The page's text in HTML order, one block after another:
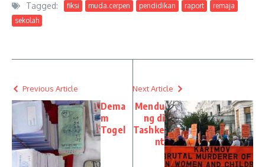
Tagged: fiksi muda.cerpen pendidikan raport
remaja
sekolah
Previous Article
Dema
m
Togel
Next Article
Mendu
ng di
Tashke
nt